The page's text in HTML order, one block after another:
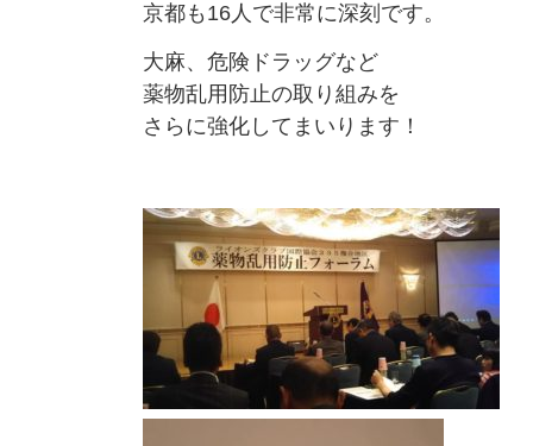
京都も16人で非常に深刻です。
大麻、危険ドラッグなど
薬物乱用防止の取り組みを
さらに強化してまいります！